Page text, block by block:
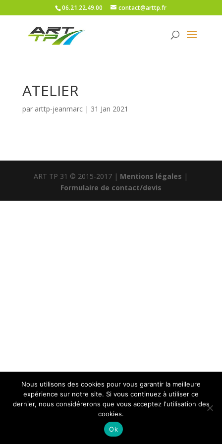
06.21.22.49.00 contact@arttp.fr
ATELIER
par arttp-jeanmarc| 31 Jan 2021
ART TP 31 © 2015-2017 | Mentions légales |
Formulaire de contact/devis
Nous utilisons des cookies pour vous garantir la meilleure
expérience sur notre site. Si vous continuez à utiliser ce
dernier, nous considérerons que vous acceptez l'utilisation des
cookies.
Ok